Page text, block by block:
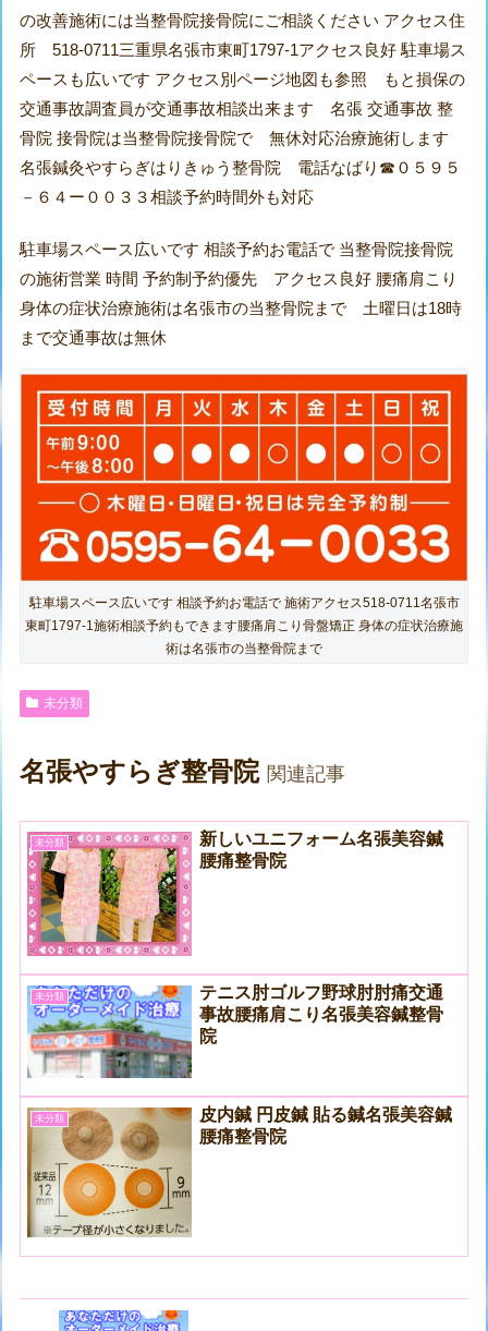
の改善施術には当整骨院接骨院にご相談ください アクセス住
所 518-0711三重県名張市東町1797-1アクセス良好 駐車場ス
ペースも広いです アクセス別ページ地図も参照 もと損保の
交通事故調査員が交通事故相談出来ます 名張 交通事故 整
骨院 接骨院は当整骨院接骨院で 無休対応治療施術します
名張鍼灸やすらぎはりきゅう整骨院 電話なばり☎０５９５
－６４ー００３３相談予約時間外も対応
駐車場スペース広いです 相談予約お電話で 当整骨院接骨院
の施術営業 時間 予約制予約優先 アクセス良好 腰痛肩こり
身体の症状治療施術は名張市の当整骨院まで 土曜日は18時
まで交通事故は無休
駐車場スペース広いです 相談予約お電話で 施術アクセス518-0711名張市
東町1797-1施術相談予約もできます腰痛肩こり骨盤矯正 身体の症状治療施
術は名張市の当整骨院まで
未分類
名張やすらぎ整骨院関連記事
未分類
新しいユニフォーム名張美容鍼
腰痛整骨院
未分類
テニス肘ゴルフ野球肘肘痛交通
事故腰痛肩こり名張美容鍼整骨
院
未分類
皮内鍼 円皮鍼 貼る鍼名張美容鍼
腰痛整骨院